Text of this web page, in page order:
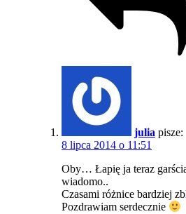
julia pisze:
8 lipca 2014 o 11:51
Oby… Łapię ja teraz
wiadomo..
Czasami różnice bardziej
Pozdrawiam serdecznie